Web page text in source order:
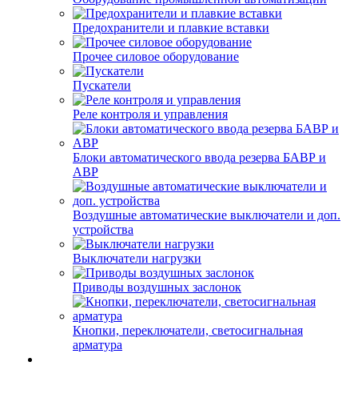
Предохранители и плавкие вставки
Прочее силовое оборудование
Пускатели
Реле контроля и управления
Блоки автоматического ввода резерва БАВР и
АВР
Воздушные автоматические выключатели и доп.
устройства
Выключатели нагрузки
Приводы воздушных заслонок
Кнопки, переключатели, светосигнальная
арматура